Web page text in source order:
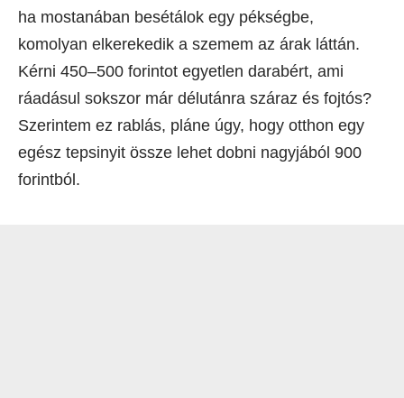
ha mostanában besétálok egy pékségbe,
komolyan elkerekedik a szemem az árak láttán.
Kérni 450–500 forintot egyetlen darabért, ami
ráadásul sokszor már délutánra száraz és fojtós?
Szerintem ez rablás, pláne úgy, hogy otthon egy
egész tepsinyit össze lehet dobni nagyjából 900
forintból.